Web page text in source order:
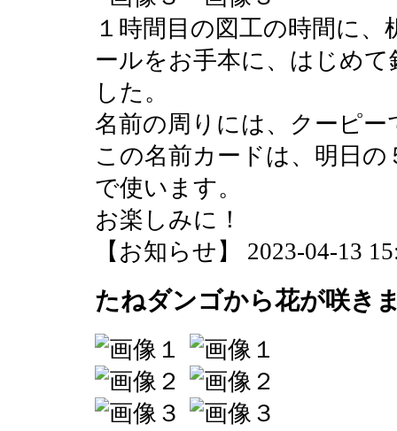
１時間目の図工の時間に
ールをお手本に、はじめ
した。
名前の周りには、クーピ
この名前カードは、明日
で使います。
お楽しみに！
【お知らせ】 2023-04-13
たねダンゴから花が咲き